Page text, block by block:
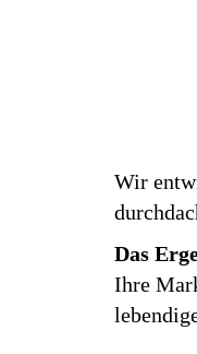
Wir
Das
Ihre